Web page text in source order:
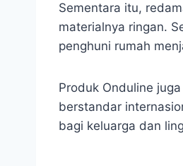
Sementara itu,
materialnya ringan.
penghuni rumah
Produk Onduline
berstandar
bagi keluarga dan